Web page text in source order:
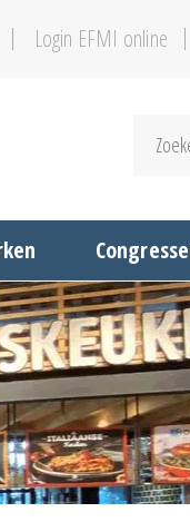
Login EFMI online